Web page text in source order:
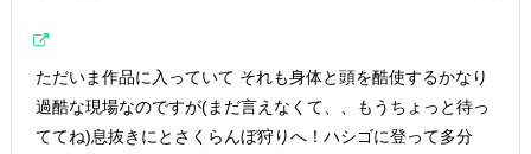
ただいま作品に入っていて それも身体と頭を酷使するかなり
過酷な現場なのですが(まだ言えなくて、、もうちょっと待っ
ててね)息抜きにとさくらんぼ狩りへ！ハシゴに登って多分